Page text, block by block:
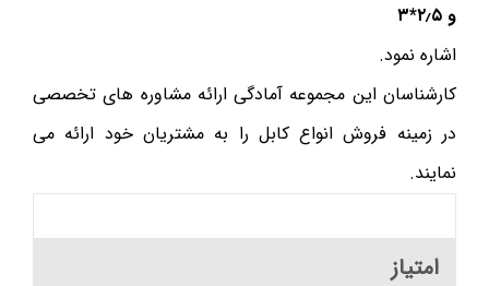
و ۲٫۵*۳
اشاره نمود.
کارشناسان این مجموعه آمادگی ارائه مشاوره های تخصصی
در زمینه فروش انواع کابل را به مشتریان خود ارائه می
نمایند.
امتیاز